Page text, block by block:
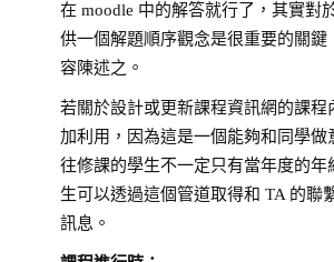
在 moodle 中的解答就行了，其實對
供一個解題順序觀念是很重要的關鍵
容陳述之。
若關於設計或更新課程資訊網的課程
加利用，因為這是一個能夠和同學做
往修課的學生不一定只有當年度的年
生可以透過這個管道取得和 TA 的聯
訊息。